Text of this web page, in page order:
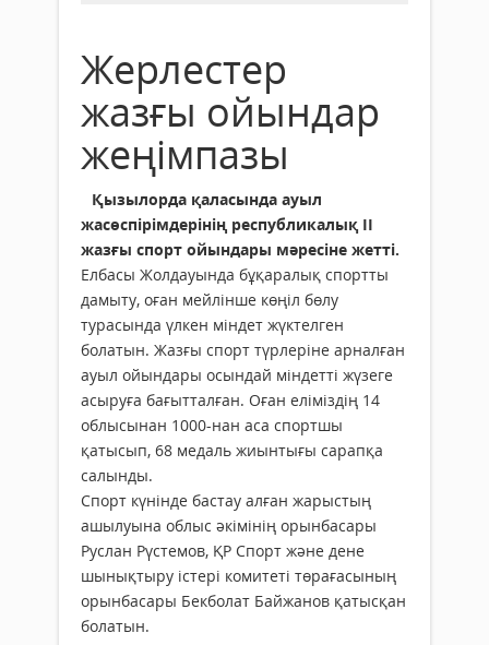
Жерлестер
жазғы ойындар
жеңімпазы
Қызылорда қаласында ауыл
жасөспірімдерінің республикалық II
жазғы спорт ойындары мәресіне жетті.
Елбасы Жолдауында бұқаралық спортты
дамыту, оған мейлінше көңіл бөлу
турасында үлкен міндет жүктелген
болатын. Жазғы спорт түрлеріне арналған
ауыл ойындары осындай міндетті жүзеге
асыруға бағытталған. Оған еліміздің 14
облысынан 1000-нан аса спортшы
қатысып, 68 медаль жиынтығы сарапқа
салынды.
Спорт күнінде бастау алған жарыстың
ашылуына облыс әкімінің орынбасары
Руслан Рүстемов, ҚР Спорт және дене
шынықтыру істері комитеті төрағасының
орынбасары Бекболат Байжанов қатысқан
болатын.